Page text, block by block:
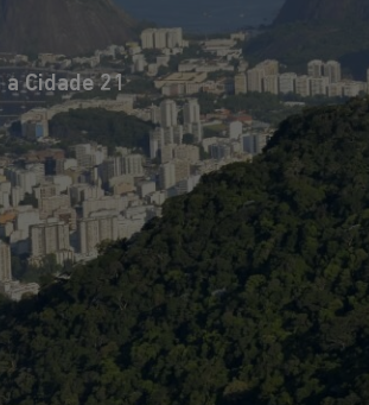
Cidade 21
e do
o
formulando
para melhoria
mais justo e